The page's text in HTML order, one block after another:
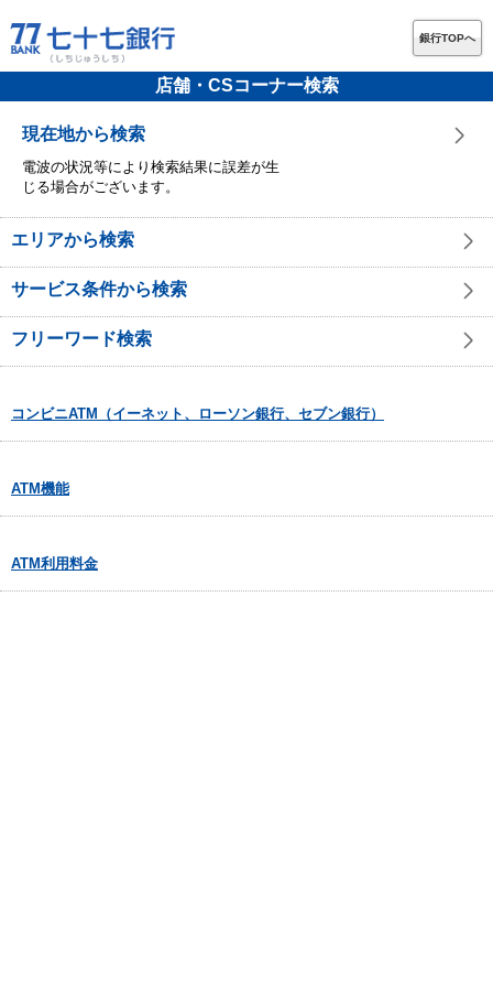
銀行TOPへ
店舗・CSコーナー検索
現在地から検索
電波の状況等により検索結果に誤差が生
じる場合がございます。
エリアから検索
サービス条件から検索
フリーワード検索
コンビニATM（イーネット、ローソン銀行、セブン銀行）
ATM機能
ATM利用料金